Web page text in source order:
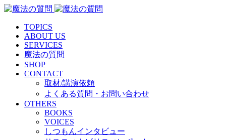
TOPICS
ABOUT US
SERVICES
魔法の質問
SHOP
CONTACT
取材/講演依頼
よくある質問・お問い合わせ
OTHERS
BOOKS
VOICES
しつもんインタビュー